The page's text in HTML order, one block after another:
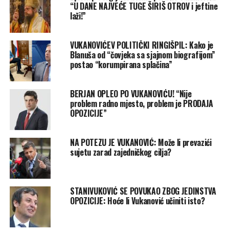
“U DANE NAJVEĆE TUGE ŠIRIŠ OTROV i jeftine
laži!”
VUKANOVIĆEV POLITIČKI RINGIŠPIL: Kako je
Blanuša od “čovjeka sa sjajnom biografijom”
postao “korumpirana splačina”
BERJAN OPLEO PO VUKANOVIĆU! “Nije
problem radno mjesto, problem je PRODAJA
OPOZICIJE”
NA POTEZU JE VUKANOVIĆ: Može li prevazići
sujetu zarad zajedničkog cilja?
STANIVUKOVIĆ SE POVUKAO ZBOG JEDINSTVA
OPOZICIJE: Hoće li Vukanović učiniti isto?